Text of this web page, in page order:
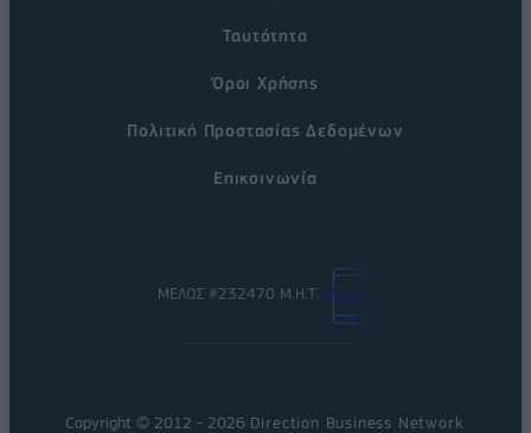
Ταυτότητα
Όροι Χρήσης
Πολιτική Προστασίας Δεδομένων
Επικοινωνία
ΜΕΛΟΣ #232470 Μ.Η.Τ.
Copyright © 2012 - 2026 Direction Business Network